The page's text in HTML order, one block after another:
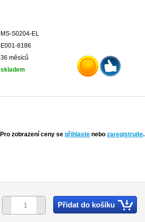
MS-S0204-EL
E001-8186
36 měsíců
skladem
Pro zobrazení ceny se přihlaste nebo zaregistrujte.
Přidat do košíku